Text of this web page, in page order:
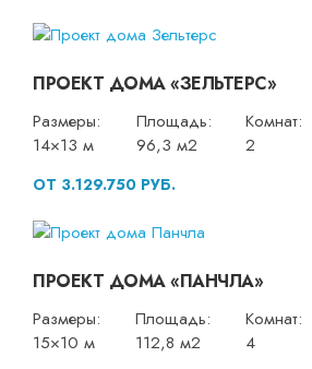
ПРОЕКТ ДОМА «ЗЕЛЬТЕРС»
Размеры:
14×13 м
Площадь:
96,3 м2
Комнат:
2
ОТ 3.129.750 РУБ.
ПРОЕКТ ДОМА «ПАНЧЛА»
Размеры:
15×10 м
Площадь:
112,8 м2
Комнат:
4